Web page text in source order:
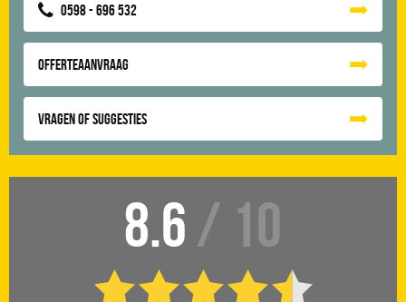
0598 - 696 532
Offerteaanvraag
Vragen of suggesties
8.6 / 10